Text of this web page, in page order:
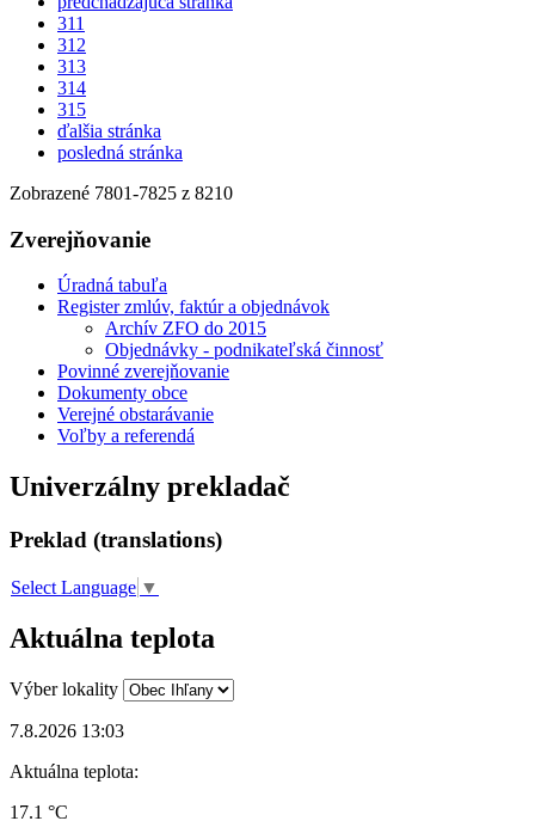
311
312
313
314
315
ďalšia stránka
posledná stránka
Zobrazené 7801-7825 z 8210
Zverejňovanie
Úradná tabuľa
Register zmlúv, faktúr a objednávok
Archív ZFO do 2015
Objednávky - podnikateľská činnosť
Povinné zverejňovanie
Dokumenty obce
Verejné obstarávanie
Voľby a referendá
Univerzálny prekladač
Preklad (translations)
Select Language ▼
Aktuálna teplota
Výber lokality
7.8.2026 13:03
Aktuálna teplota:
17.1 °C